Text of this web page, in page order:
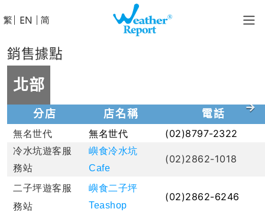
銷售據點
北部
分店 店名稱 電話
無名世代 無名世代 (02)8797-2322
冷水坑遊客服
務站
嶼食冷水坑
Cafe
(02)2862-1018
二子坪遊客服
務站
嶼食二子坪
Teashop
(02)2862-6246